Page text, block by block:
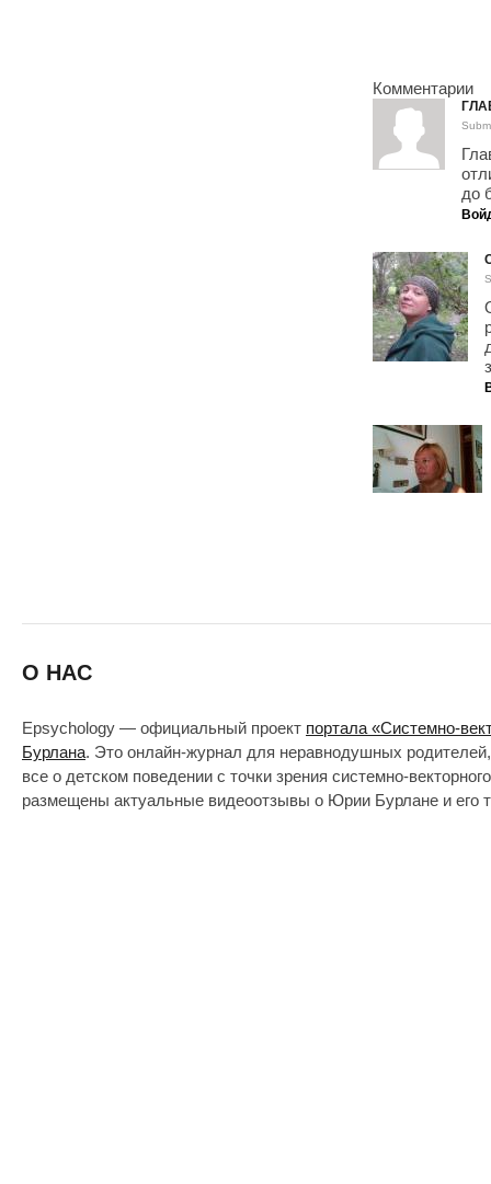
Комментарии
до
О НАС
Epsychology — официальный проект портала «Системно-
Бурлана. Это онлайн-журнал для неравнодушных
все о детском поведении с точки зрения системно-
размещены актуальные видеоотзывы о Юрии Бурлане и его